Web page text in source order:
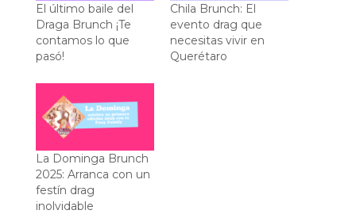
El último baile del
Draga Brunch ¡Te
contamos lo que
pasó!
Chila Brunch: El
evento drag que
necesitas vivir en
Querétaro
La Dominga Brunch
2025: Arranca con un
festín drag
inolvidable